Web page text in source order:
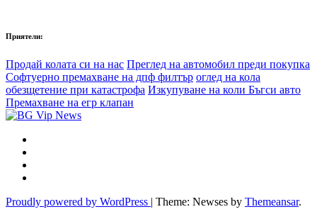
Приятели:
Продай колата си на нас Преглед на автомобил преди покупка
Софтуерно премахване на дпф филтър оглед на кола
обезщетение при катастрофа Изкупуване на коли Бъгси авто
Премахване на егр клапан
Proudly powered by WordPress | Theme: Newses by Themeansar.